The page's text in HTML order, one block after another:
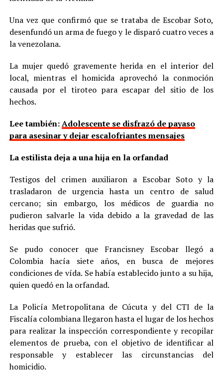
Una vez que confirmó que se trataba de Escobar Soto,
desenfundó un arma de fuego y le disparó cuatro veces a
la venezolana.
La mujer quedó gravemente herida en el interior del
local, mientras el homicida aprovechó la conmoción
causada por el tiroteo para escapar del sitio de los
hechos.
Lee también:Adolescente se disfrazó de payaso
para asesinar y dejar escalofriantes mensajes
La estilista deja a una hija en la orfandad
Testigos del crimen auxiliaron a Escobar Soto y la
trasladaron de urgencia hasta un centro de salud
cercano; sin embargo, los médicos de guardia no
pudieron salvarle la vida debido a la gravedad de las
heridas que sufrió.
Se pudo conocer que Francisney Escobar llegó a
Colombia hacía siete años, en busca de mejores
condiciones de vída. Se había establecido junto a su hija,
quien quedó en la orfandad.
La Policía Metropolitana de Cúcuta y del CTI de la
Fiscalía colombiana llegaron hasta el lugar de los hechos
para realizar la inspección correspondiente y recopilar
elementos de prueba, con el objetivo de identificar al
responsable y establecer las circunstancias del
homicidio.